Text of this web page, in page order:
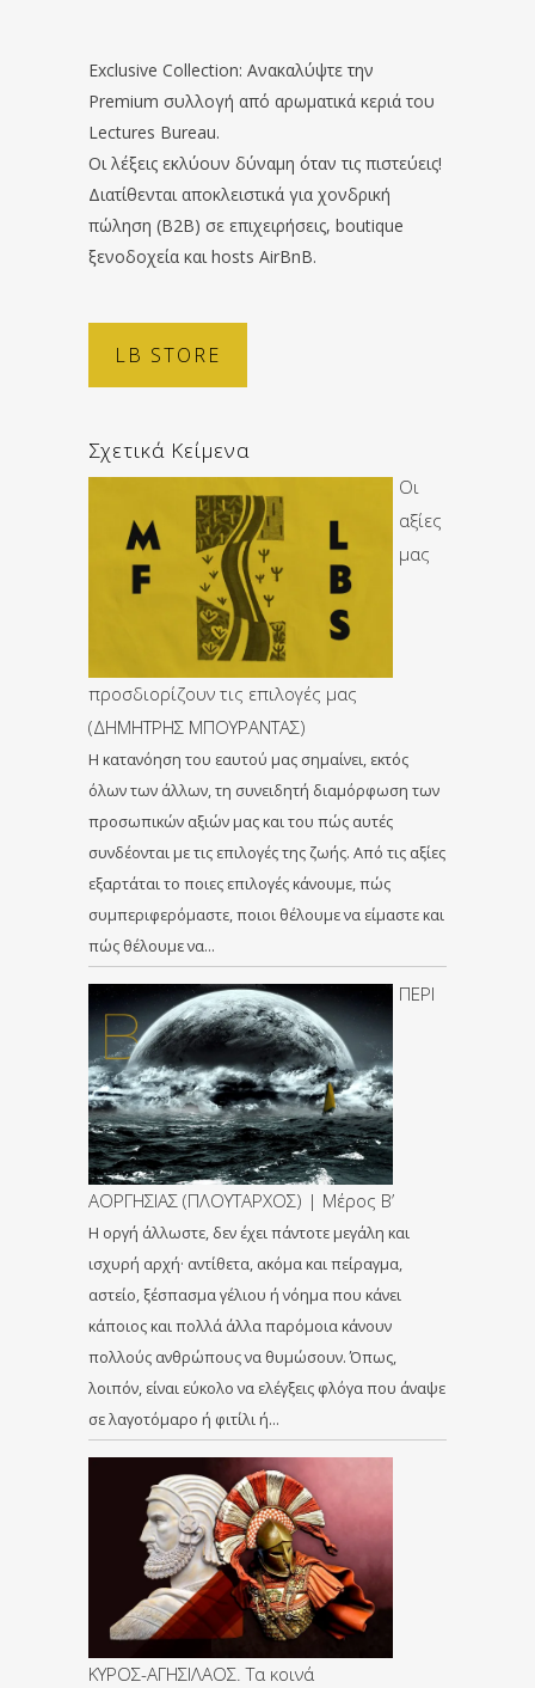
Exclusive Collection: Ανακαλύψτε την
Premium συλλογή από αρωματικά κεριά του
Lectures Bureau.
Οι λέξεις εκλύουν δύναμη όταν τις πιστεύεις!
Διατίθενται αποκλειστικά για χονδρική
πώληση (B2B) σε επιχειρήσεις, boutique
ξενοδοχεία και hosts AirBnB.
LB STORE
Σχετικά Κείμενα
Οι
αξίες
μας
προσδιορίζουν τις επιλογές μας
(ΔΗΜΗΤΡΗΣ ΜΠΟΥΡΑΝΤΑΣ)
Η κατανόηση του εαυτού μας σημαίνει, εκτός
όλων των άλλων, τη συνειδητή διαμόρφωση των
προσωπικών αξιών μας και του πώς αυτές
συνδέονται με τις επιλογές της ζωής. Από τις αξίες
εξαρτάται το ποιες επιλογές κάνουμε, πώς
συμπεριφερόμαστε, ποιοι θέλουμε να είμαστε και
πώς θέλουμε να…
ΠΕΡΙ
ΑΟΡΓΗΣΙΑΣ (ΠΛΟΥΤΑΡΧΟΣ) | Μέρος Β’
Η οργή άλλωστε, δεν έχει πάντοτε μεγάλη και
ισχυρή αρχή· αντίθετα, ακόμα και πείραγμα,
αστείο, ξέσπασμα γέλιου ή νόημα που κάνει
κάποιος και πολλά άλλα παρόμοια κάνουν
πολλούς ανθρώπους να θυμώσουν. Όπως,
λοιπόν, είναι εύκολο να ελέγξεις φλόγα που άναψε
σε λαγοτόμαρο ή φιτίλι ή…
ΚΥΡΟΣ-ΑΓΗΣΙΛΑΟΣ. Τα κοινά